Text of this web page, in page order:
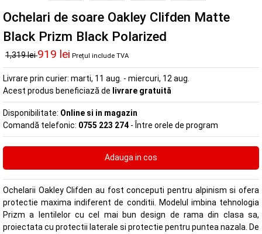
Ochelari de soare Oakley Clifden Matte
Black Prizm Black Polarized
1,319 lei919 lei Prețul include TVA
Livrare prin curier: marti, 11 aug. - miercuri, 12 aug.
Acest produs beneficiază de livrare gratuită
Disponibilitate: Online si in magazin
Comandă telefonic: 0755 223 274 - Între orele de program
Ochelarii Oakley Clifden au fost conceputi pentru alpinism si ofera
protectie maxima indiferent de conditii. Modelul imbina tehnologia
Prizm a lentilelor cu cel mai bun design de rama din clasa sa,
proiectata cu protectii laterale si protectie pentru puntea nazala. De